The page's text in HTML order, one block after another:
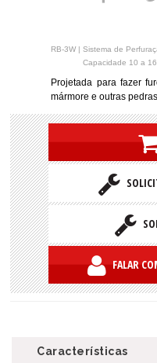
RB-3W | Sistema de
RB-3W |Capacidade 10 a
Projetada para fazer
mármore e outras
FALAR
Características